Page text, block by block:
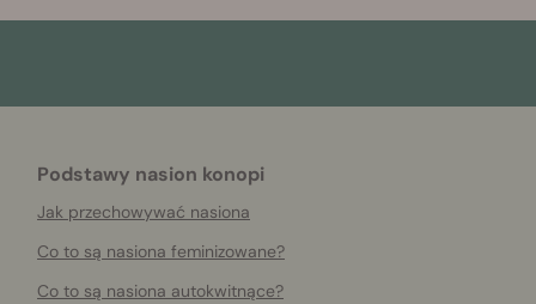
Podstawy nasion konopi
Jak przechowywać nasiona
Co to są nasiona feminizowane?
Co to są nasiona autokwitnące?